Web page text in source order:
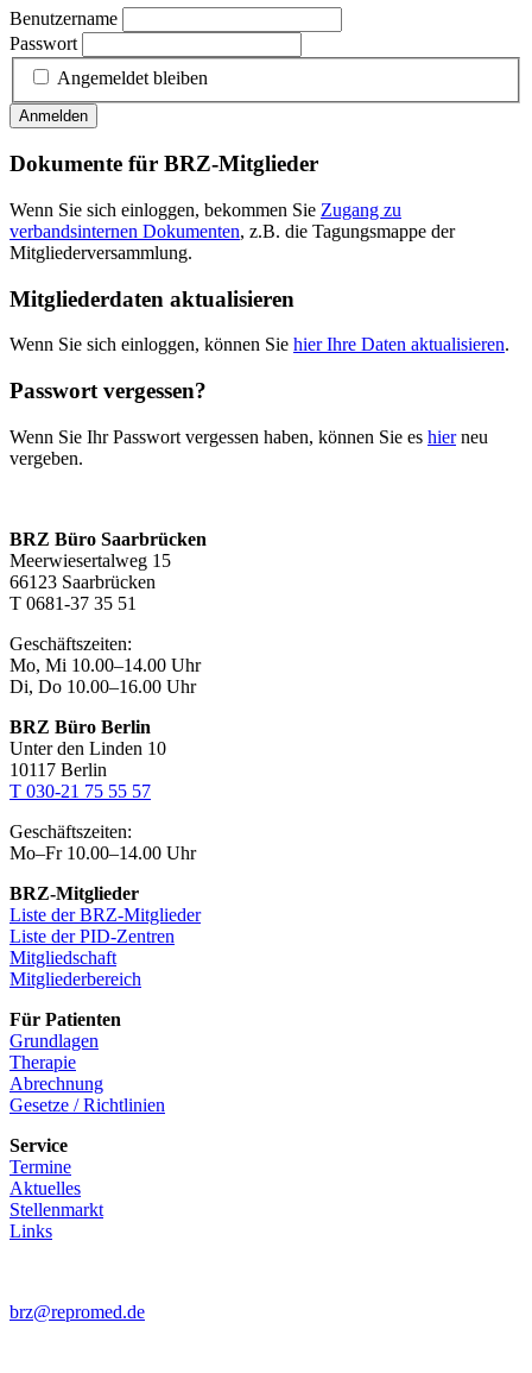
Benutzername
Passwort
Angemeldet bleiben
Anmelden
Dokumente für BRZ-Mitglieder
Wenn Sie sich einloggen, bekommen Sie Zugang zu
verbandsinternen Dokumenten, z.B. die Tagungsmappe der
Mitgliederversammlung.
Mitgliederdaten aktualisieren
Wenn Sie sich einloggen, können Sie hier Ihre Daten aktualisieren.
Passwort vergessen?
Wenn Sie Ihr Passwort vergessen haben, können Sie es hierneu
vergeben.
BRZ Büro Saarbrücken
Meerwiesertalweg 15
66123 Saarbrücken
T 0681-37 35 51
Geschäftszeiten:
Mo, Mi 10.00–14.00 Uhr
Di, Do 10.00–16.00 Uhr
BRZ Büro Berlin
Unter den Linden 10
10117 Berlin
T 030-21 75 55 57
Geschäftszeiten:
Mo–Fr 10.00–14.00 Uhr
BRZ-Mitglieder
Liste der BRZ-Mitglieder
Liste der PID-Zentren
Mitgliedschaft
Mitgliederbereich
Für Patienten
Grundlagen
Therapie
Abrechnung
Gesetze / Richtlinien
Service
Termine
Aktuelles
Stellenmarkt
Links
brz@repromed.de